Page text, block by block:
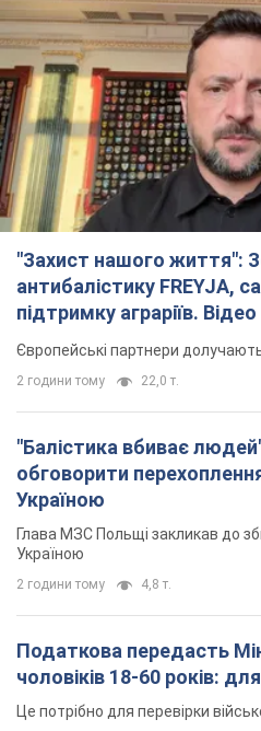
"Захист нашого життя":
антибалістику FREYJA,
підтримку аграріїв. Відео
Європейські партнери
2 години тому 22,0 т.
"Балістика вбиває
обговорити
Україною
Глава МЗС Польщі закликав до
Україною
2 години тому 4,8 т.
Податкова передасть
чоловіків 18-60 років:
Це потрібно для перевірки